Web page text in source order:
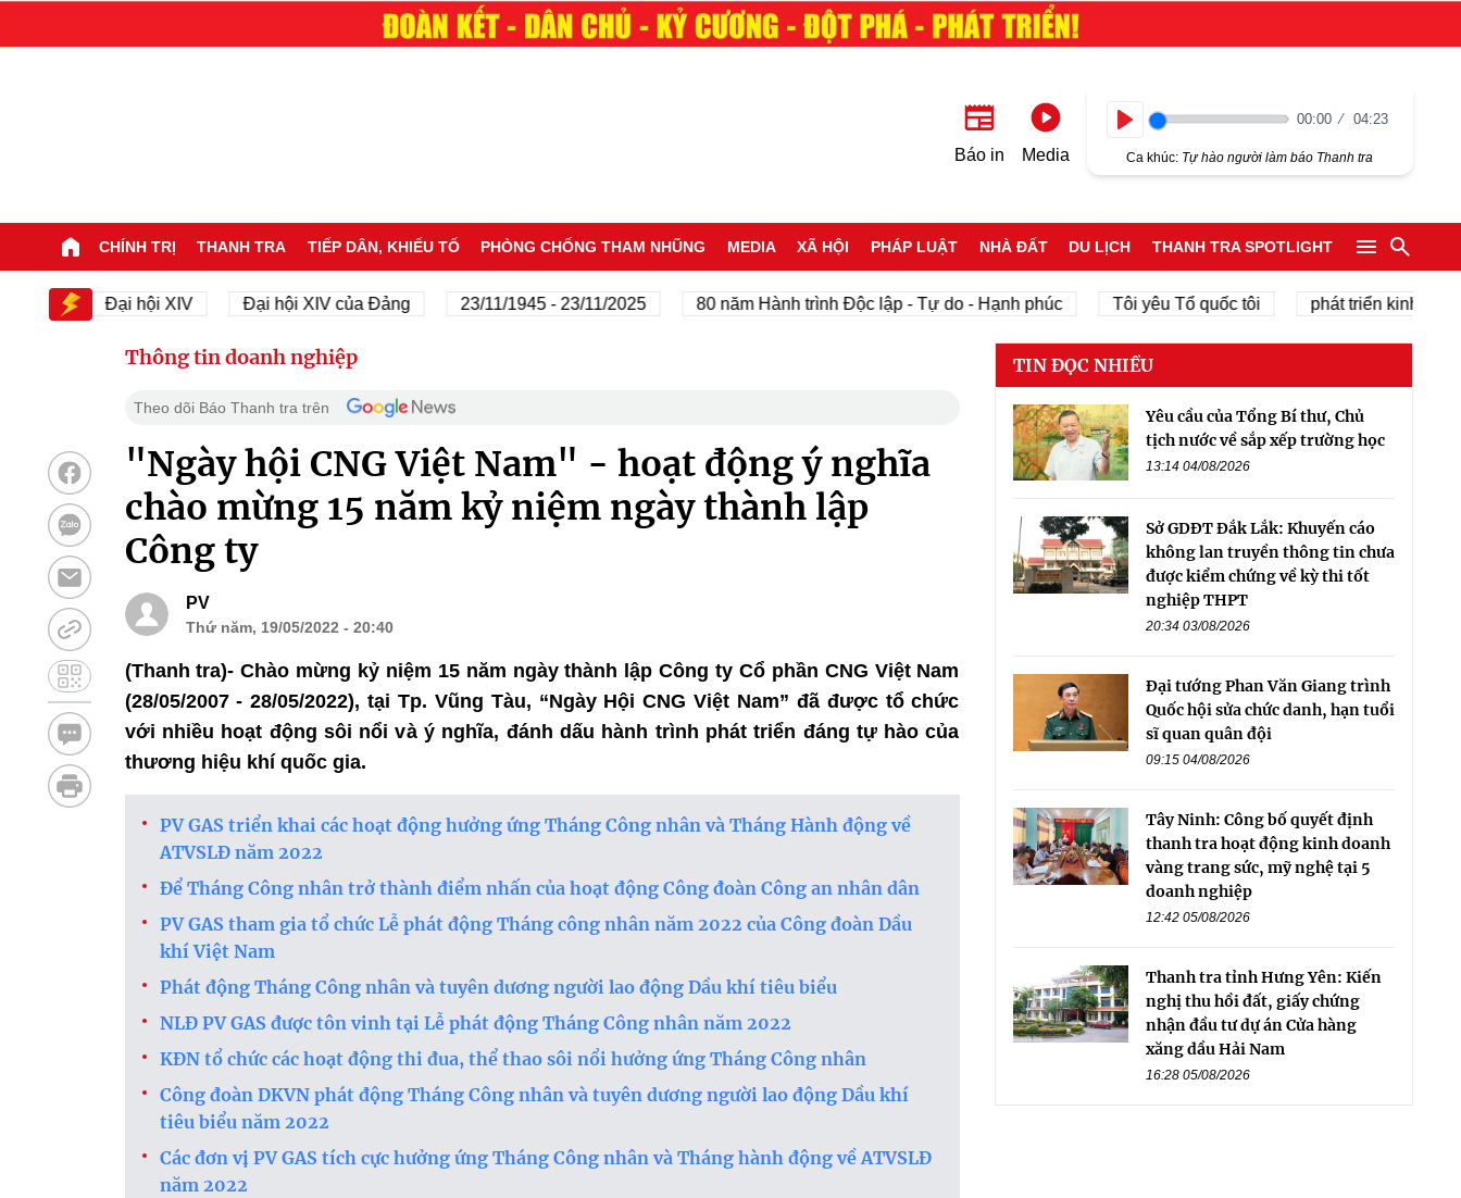
Báo in Media
00:00 04:23
Ca khúc: Tự hào người làm báo Thanh tra
CHÍNH TRỊ THANH TRA TIẾP DÂN, KHIẾU TỐ PHÒNG CHỐNG THAM NHŨNG MEDIA XÃ HỘI PHÁP LUẬT NHÀ ĐẤT DU LỊCH THANH TRA SPOTLIGHT
Đại hội XIV Đại hội XIV của Đảng 23/11/1945 - 23/11/2025 80 năm Hành trình Độc lập - Tự do - Hạnh phúc Tôi yêu Tổ quốc tôi phát triển kinh tế tư nhân
Thông tin doanh nghiệp
Theo dõi Báo Thanh tra trên
"Ngày hội CNG Việt Nam" - hoạt động ý nghĩa
chào mừng 15 năm kỷ niệm ngày thành lập
Công ty
PV
Thứ năm, 19/05/2022 - 20:40
(Thanh tra)- Chào mừng kỷ niệm 15 năm ngày thành lập Công ty Cổ phần CNG Việt Nam
(28/05/2007 - 28/05/2022), tại Tp. Vũng Tàu, “Ngày Hội CNG Việt Nam” đã được tổ chức
với nhiều hoạt động sôi nổi và ý nghĩa, đánh dấu hành trình phát triển đáng tự hào của
thương hiệu khí quốc gia.
PV GAS triển khai các hoạt động hưởng ứng Tháng Công nhân và Tháng Hành động về
ATVSLĐ năm 2022
Để Tháng Công nhân trở thành điểm nhấn của hoạt động Công đoàn Công an nhân dân
PV GAS tham gia tổ chức Lễ phát động Tháng công nhân năm 2022 của Công đoàn Dầu
khí Việt Nam
Phát động Tháng Công nhân và tuyên dương người lao động Dầu khí tiêu biểu
NLĐ PV GAS được tôn vinh tại Lễ phát động Tháng Công nhân năm 2022
KĐN tổ chức các hoạt động thi đua, thể thao sôi nổi hưởng ứng Tháng Công nhân
Công đoàn DKVN phát động Tháng Công nhân và tuyên dương người lao động Dầu khí
tiêu biểu năm 2022
Các đơn vị PV GAS tích cực hưởng ứng Tháng Công nhân và Tháng hành động về ATVSLĐ
năm 2022
TIN ĐỌC NHIỀU
Yêu cầu của Tổng Bí thư, Chủ
tịch nước về sắp xếp trường học
13:14 04/08/2026
Sở GDĐT Đắk Lắk: Khuyến cáo
không lan truyền thông tin chưa
được kiểm chứng về kỳ thi tốt
nghiệp THPT
20:34 03/08/2026
Đại tướng Phan Văn Giang trình
Quốc hội sửa chức danh, hạn tuổi
sĩ quan quân đội
09:15 04/08/2026
Tây Ninh: Công bố quyết định
thanh tra hoạt động kinh doanh
vàng trang sức, mỹ nghệ tại 5
doanh nghiệp
12:42 05/08/2026
Thanh tra tỉnh Hưng Yên: Kiến
nghị thu hồi đất, giấy chứng
nhận đầu tư dự án Cửa hàng
xăng dầu Hải Nam
16:28 05/08/2026